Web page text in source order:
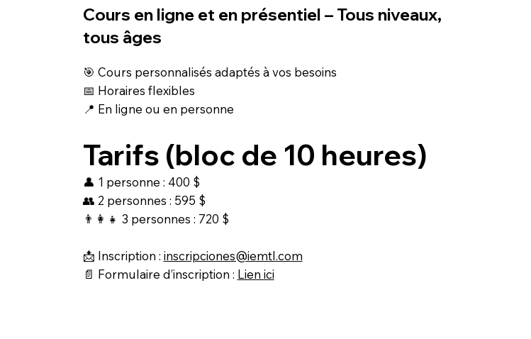
Cours en ligne et en présentiel – Tous niveaux,
tous âges
🎯 Cours personnalisés adaptés à vos besoins
📅 Horaires flexibles
📍 En ligne ou en personne
Tarifs (bloc de 10 heures)
👤 1 personne : 400 $
👥 2 personnes : 595 $
👨‍👩‍👧 3 personnes : 720 $
📩 Inscription : inscripciones@iemtl.com
📄 Formulaire d’inscription : Lien ici